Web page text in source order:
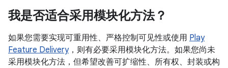
我是否适合采用模块化方法？
如果您需要实现可重用性、严格控制可见性或使用 Play
Feature Delivery，则有必要采用模块化方法。如果您尚未
采用模块化方法，但希望改善可扩缩性、所有权、封装或构